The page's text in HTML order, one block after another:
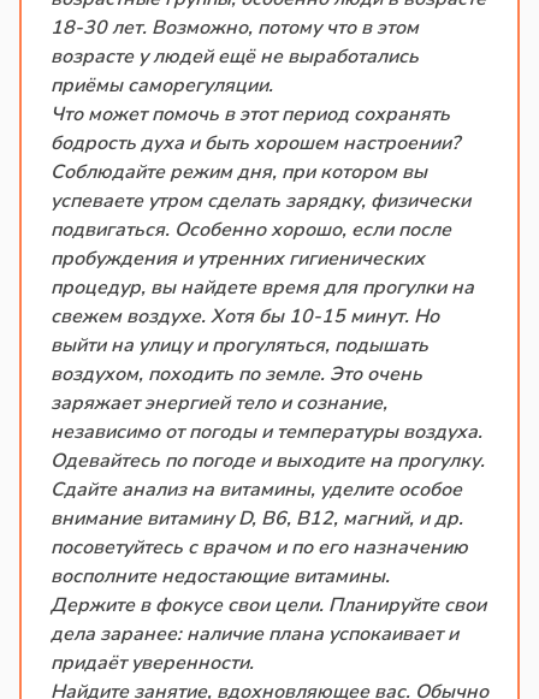
18-30 лет. Возможно, потому что в этом
возрасте у людей ещё не выработались
приёмы саморегуляции.
Что может помочь в этот период сохранять
бодрость духа и быть хорошем настроении?
Соблюдайте режим дня, при котором вы
успеваете утром сделать зарядку, физически
подвигаться. Особенно хорошо, если после
пробуждения и утренних гигиенических
процедур, вы найдете время для прогулки на
свежем воздухе. Хотя бы 10-15 минут. Но
выйти на улицу и прогуляться, подышать
воздухом, походить по земле. Это очень
заряжает энергией тело и сознание,
независимо от погоды и температуры воздуха.
Одевайтесь по погоде и выходите на прогулку.
Сдайте анализ на витамины, уделите особое
внимание витамину D, B6, B12, магний, и др.
посоветуйтесь с врачом и по его назначению
восполните недостающие витамины.
Держите в фокусе свои цели. Планируйте свои
дела заранее: наличие плана успокаивает и
придаёт уверенности.
Найдите занятие, вдохновляющее вас. Обычно